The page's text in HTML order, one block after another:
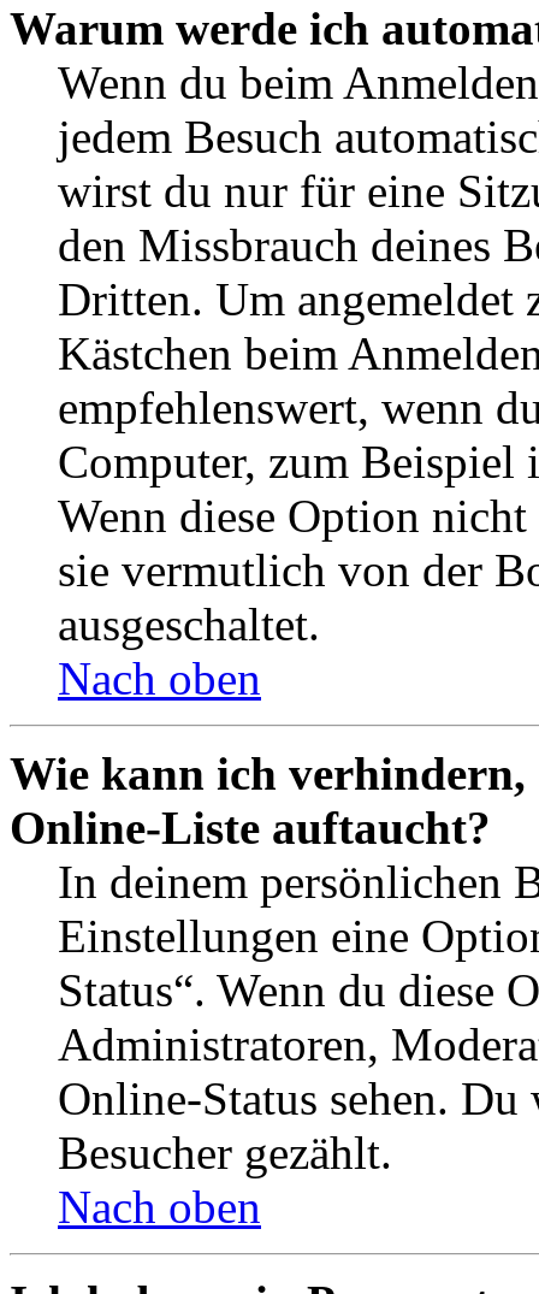
Warum werde ich
Wenn du beim
jedem Besuch
wirst du nur für eine
den Missbrauch deines
Dritten. Um angemeldet
Kästchen beim
empfehlenswert, wenn
Computer, zum Beispiel
Wenn diese Option
sie vermutlich von der
ausgeschaltet.
Nach oben
Wie kann ich verhindern,
Online-Liste auftaucht?
In deinem persönlichen
Einstellungen eine
Status“. Wenn du diese
Administratoren,
Online-Status sehen.
Besucher gezählt.
Nach oben